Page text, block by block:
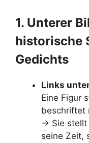
1. Unterer
historische
Gedichts
Links
Eine Figur
beschriftet
→ Sie stellt
seine Zeit,